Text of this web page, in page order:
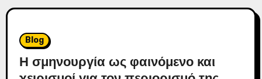
Blog
Η σμηνουργία ως φαινόμενο και